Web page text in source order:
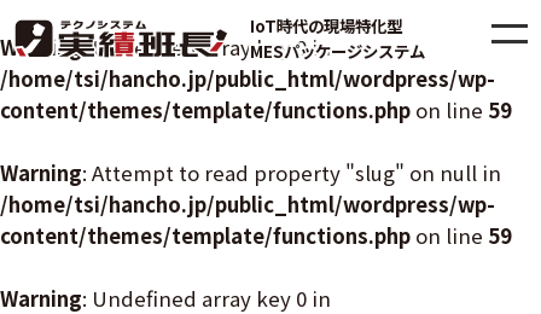
Warning: Undefined array key 0 in
/home/tsi/hancho.jp/public_html/wordpress/wp-
content/themes/template/functions.php on line 59
Warning: Attempt to read property "slug" on null in
/home/tsi/hancho.jp/public_html/wordpress/wp-
content/themes/template/functions.php on line 59
Warning: Undefined array key 0 in
IoT時代の現場特化型
MESパッケージシステム